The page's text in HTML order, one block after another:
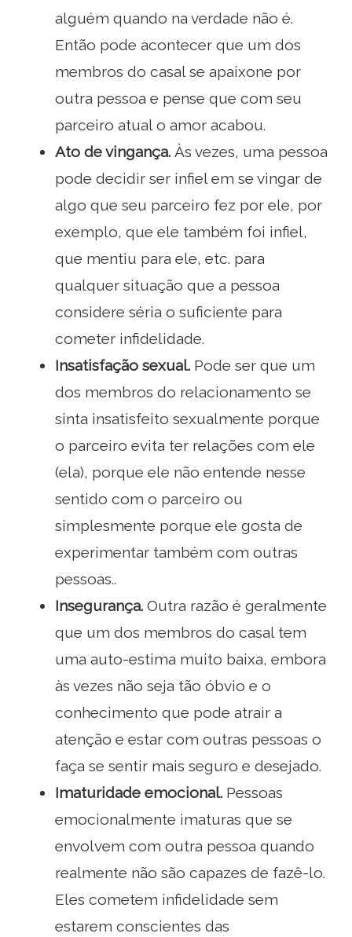
alguém quando na verdade não é.
Então pode acontecer que um dos
membros do casal se apaixone por
outra pessoa e pense que com seu
parceiro atual o amor acabou.
Ato de vingança. Às vezes, uma pessoa
pode decidir ser infiel em se vingar de
algo que seu parceiro fez por ele, por
exemplo, que ele também foi infiel,
que mentiu para ele, etc. para
qualquer situação que a pessoa
considere séria o suficiente para
cometer infidelidade.
Insatisfação sexual. Pode ser que um
dos membros do relacionamento se
sinta insatisfeito sexualmente porque
o parceiro evita ter relações com ele
(ela), porque ele não entende nesse
sentido com o parceiro ou
simplesmente porque ele gosta de
experimentar também com outras
pessoas..
Insegurança. Outra razão é geralmente
que um dos membros do casal tem
uma auto-estima muito baixa, embora
às vezes não seja tão óbvio e o
conhecimento que pode atrair a
atenção e estar com outras pessoas o
faça se sentir mais seguro e desejado.
Imaturidade emocional. Pessoas
emocionalmente imaturas que se
envolvem com outra pessoa quando
realmente não são capazes de fazê-lo.
Eles cometem infidelidade sem
estarem conscientes das